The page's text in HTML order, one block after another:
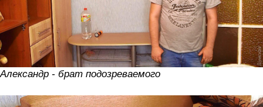
Александр - брат подозреваемого